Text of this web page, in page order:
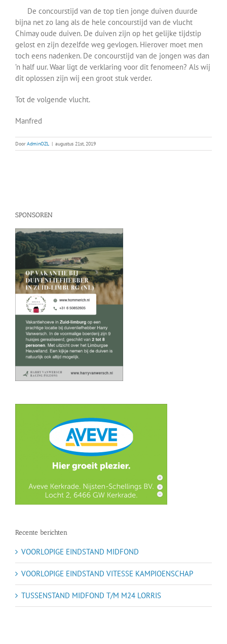
De concourstijd van de top tien jonge duiven duurde
bijna net zo lang als de hele concourstijd van de vlucht
Chimay oude duiven. De duiven zijn op het gelijke tijdstip
gelost en zijn dezelfde weg gevlogen. Hierover moet men
toch eens nadenken. De concourstijd van de jongen was dan
’n half uur. Waar ligt de verklaring voor dit fenomeen? Als wij
dit oplossen zijn wij een groot stuk verder.
Tot de volgende vlucht.
Manfred
DoorAdminOZL | augustus 21st, 2019
SPONSOREN
Recente berichten
VOORLOPIGE EINDSTAND MIDFOND
VOORLOPIGE EINDSTAND VITESSE KAMPIOENSCHAP
TUSSENSTAND MIDFOND T/M M24 LORRIS